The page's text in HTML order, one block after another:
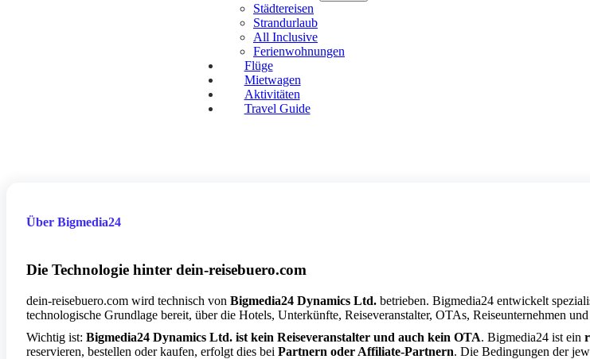
Städtereisen
Strandurlaub
All Inclusive
Ferienwohnungen
Flüge
Mietwagen
Aktivitäten
Travel Guide
Über Bigmedia24
Die Technologie hinter dein-reisebuero.com
dein-reisebuero.com wird technisch von Bigmedia24 Dynamics Ltd. betrieben. Bigmedia24 entwickelt
technologische Grundlage bereit, über die Hotels, Unterkünfte, Reiseveranstalter, OTAs, Reiseunternehmen
Wichtig ist: Bigmedia24 Dynamics Ltd. ist kein Reiseveranstalter und auch kein OTA. Bigmedia24 ist ein
reservieren, bestellen oder kaufen, erfolgt dies bei Partnern oder Affiliate-Partnern. Die Bedingungen der